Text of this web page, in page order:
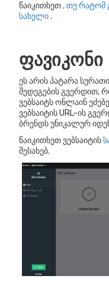
წაიკითხეთ , თუ რატომ
სახელი.
ფავიკონი
ეს არის პატარა
შედეგების გვერდით,
ვებსაიტს ონლაინ
ვებსაიტის URL-ის
ბრენდს უნიკალურ
წაიკითხეთ ვებსაიტის
შესახებ.